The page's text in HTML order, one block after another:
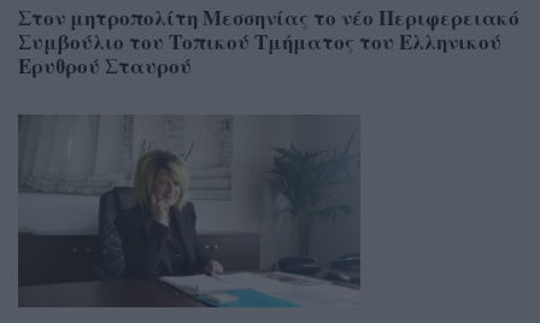
Στον μητροπολίτη Μεσσηνίας το νέο Περιφερειακό
Συμβούλιο του Τοπικού Τμήματος του Ελληνικού
Ερυθρού Σταυρού